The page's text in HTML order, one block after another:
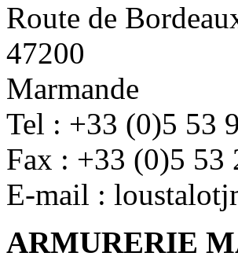
Route de
47200
Marmande
Tel : +33 (0)5 53
Fax : +33 (0)5 53
E-mail :
ARMURERIE